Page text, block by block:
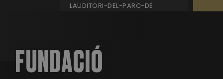
LAUDITORI-DEL-PARC-DE
FUNDACIÓ